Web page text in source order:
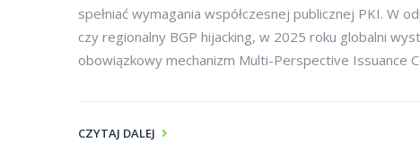
spełniać wymagania współczesnej publicznej PKI. W
czy regionalny BGP hijacking, w 2025 roku globalni
obowiązkowy mechanizm Multi-Perspective Issuance
CZYTAJ DALEJ